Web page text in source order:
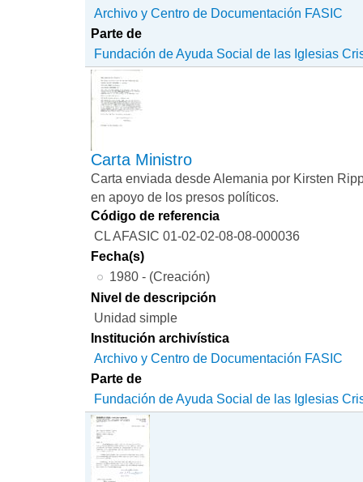
Archivo y Centro de Documentación FASIC
Parte de
Fundación de Ayuda Social de las Iglesias
Carta Ministro
Carta enviada desde Alemania por Kirsten
en apoyo de los presos políticos.
Código de referencia
CL AFASIC 01-02-02-08-08-000036
Fecha(s)
1980 - (Creación)
Nivel de descripción
Unidad simple
Institución archivística
Archivo y Centro de Documentación FASIC
Parte de
Fundación de Ayuda Social de las Iglesias